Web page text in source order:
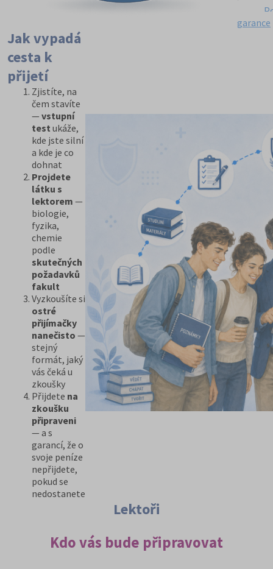
garance
Jak vypadá
cesta k
přijetí
Zjistíte, na
čem stavíte
— vstupní
test ukáže,
kde jste silní
a kde je co
dohnat
Projdete
látku s
lektorem —
biologie,
fyzika,
chemie
podle
skutečných
požadavků
fakult
Vyzkoušíte si
ostré
přijímačky
nanečisto —
stejný
formát, jaký
vás čeká u
zkoušky
Přijdete na
zkoušku
připraveni
— a s
garancí, že o
svoje peníze
nepřijdete,
pokud se
nedostanete
Lektoři
Kdo vás bude připravovat